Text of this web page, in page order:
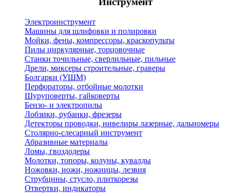
Электроинструмент
Машины для шлифовки и полировки
Мойки, фены, компрессоры, краскопульты
Пилы циркулярные, торцовочные
Станки точильные, сверлильные, пильные
Дрели, миксеры строительные, граверы
Болгарки (УШМ)
Перфораторы, отбойные молотки
Шуруповерты, гайковерты
Бензо- и электропилы
Лобзики, рубанки, фрезеры
Детекторы проводки, нивелиры лазерные, дальномеры
Столярно-слесарный инструмент
Абразивные материалы
Ломы, гвоздодеры
Молотки, топоры, колуны, кувалды
Ножовки, ножи, ножницы, лезвия
Струбцины, стусло, плиткорезы
Отвертки, индикаторы